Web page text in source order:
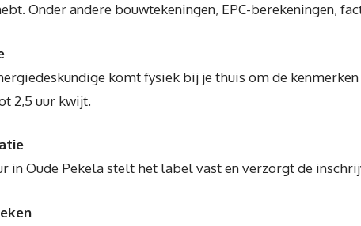
Onder andere bouwtekeningen, EPC-berekeningen,
komt fysiek bij je thuis om de
2,5 uur kwijt.
in Oude Pekela stelt het label vast en verzorgt de